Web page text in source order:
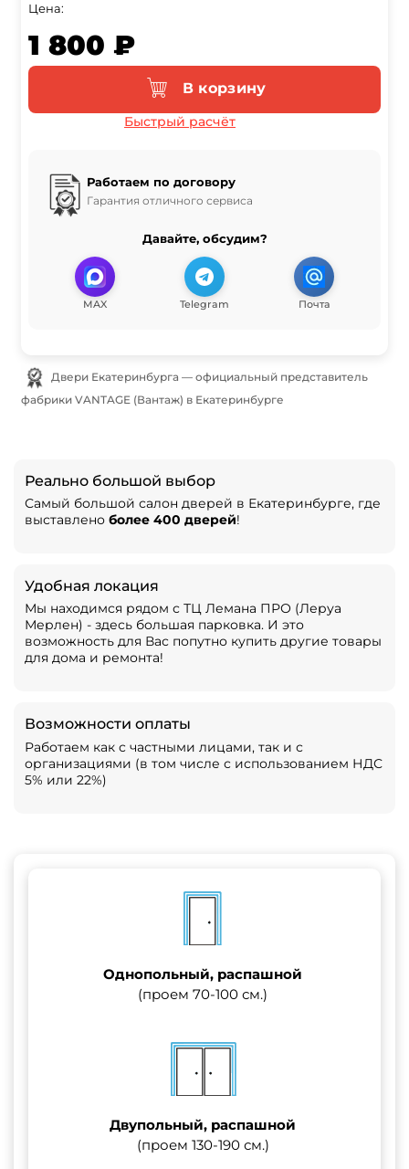
Цена:
1 800 ₽
В корзину
Быстрый расчёт
Работаем по договору
Гарантия отличного сервиса
Давайте, обсудим?
MAX Telegram Почта
фабрики VANTAGE (Вантаж) в Екатеринбурге
Реально большой выбор
Самый большой салон дверей в Екатеринбурге, где
выставлено более 400 дверей!
Удобная локация
Мы находимся рядом с ТЦ Лемана ПРО (Леруа
Мерлен) - здесь большая парковка. И это
возможность для Вас попутно купить другие товары
для дома и ремонта!
Возможности оплаты
Работаем как с частными лицами, так и с
организациями (в том числе с использованием НДС
5% или 22%)
Однопольный, распашной
(проем 70-100 см.)
Двупольный, распашной
(проем 130-190 см.)